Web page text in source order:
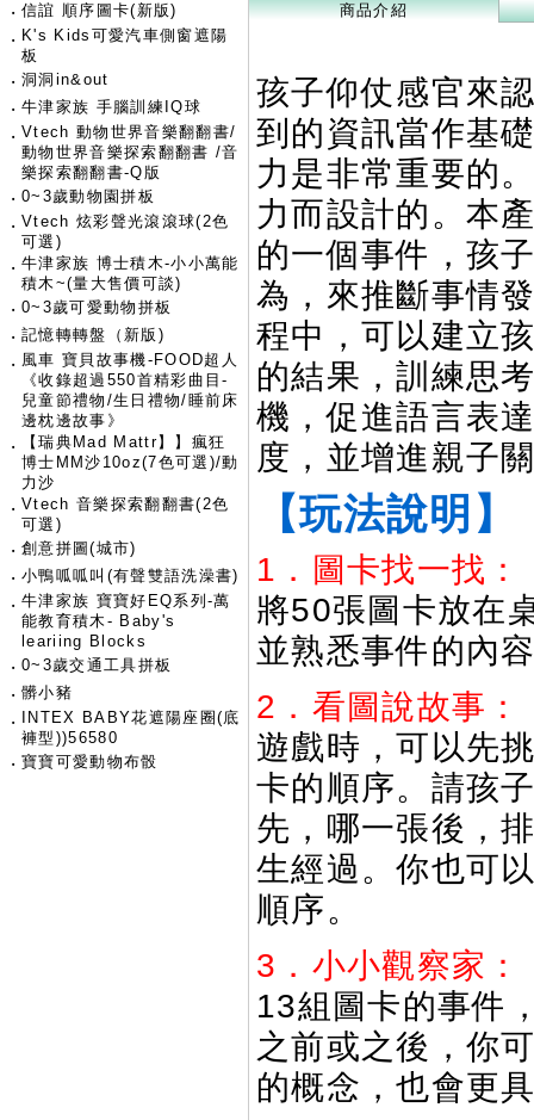
‧ 信誼 順序圖卡(新版)
‧ K's Kids可愛汽車側窗遮陽
板
‧ 洞洞in&out
‧ 牛津家族 手腦訓練IQ球
‧ Vtech 動物世界音樂翻翻書/
動物世界音樂探索翻翻書 /音
樂探索翻翻書-Q版
‧ 0~3歲動物園拼板
‧ Vtech 炫彩聲光滾滾球(2色
可選)
‧ 牛津家族 博士積木-小小萬能
積木~(量大售價可談)
‧ 0~3歲可愛動物拼板
‧ 記憶轉轉盤（新版)
‧ 風車 寶貝故事機-FOOD超人
《收錄超過550首精彩曲目-
兒童節禮物/生日禮物/睡前床
邊枕邊故事》
‧
【瑞典Mad Mattr】】瘋狂
博士MM沙10oz(7色可選)/動
力沙
‧ Vtech 音樂探索翻翻書(2色
可選)
‧ 創意拼圖(城市)
‧ 小鴨呱呱叫(有聲雙語洗澡書)
‧ 牛津家族 寶寶好EQ系列-萬
能教育積木- Baby's
leariing Blocks
‧ 0~3歲交通工具拼板
‧ 髒小豬
‧
INTEX BABY花遮陽座圈(底
褲型))56580
‧ 寶寶可愛動物布骰
商品介紹
孩子仰仗感官來
到的資訊當作基
力是非常重要的
力而設計的。本
的一個事件，孩
為，來推斷事情
程中，可以建立
的結果，訓練思
機，促進語言表
度，並增進親子
【玩法說明】
1．圖卡找一找：
將50張圖卡放在
並熟悉事件的內
2．看圖說故事：
遊戲時，可以先
卡的順序。請孩
先，哪一張後，
生經過。你也可
順序。
3．小小觀察家：
13組圖卡的事件
之前或之後，你
的概念，也會更